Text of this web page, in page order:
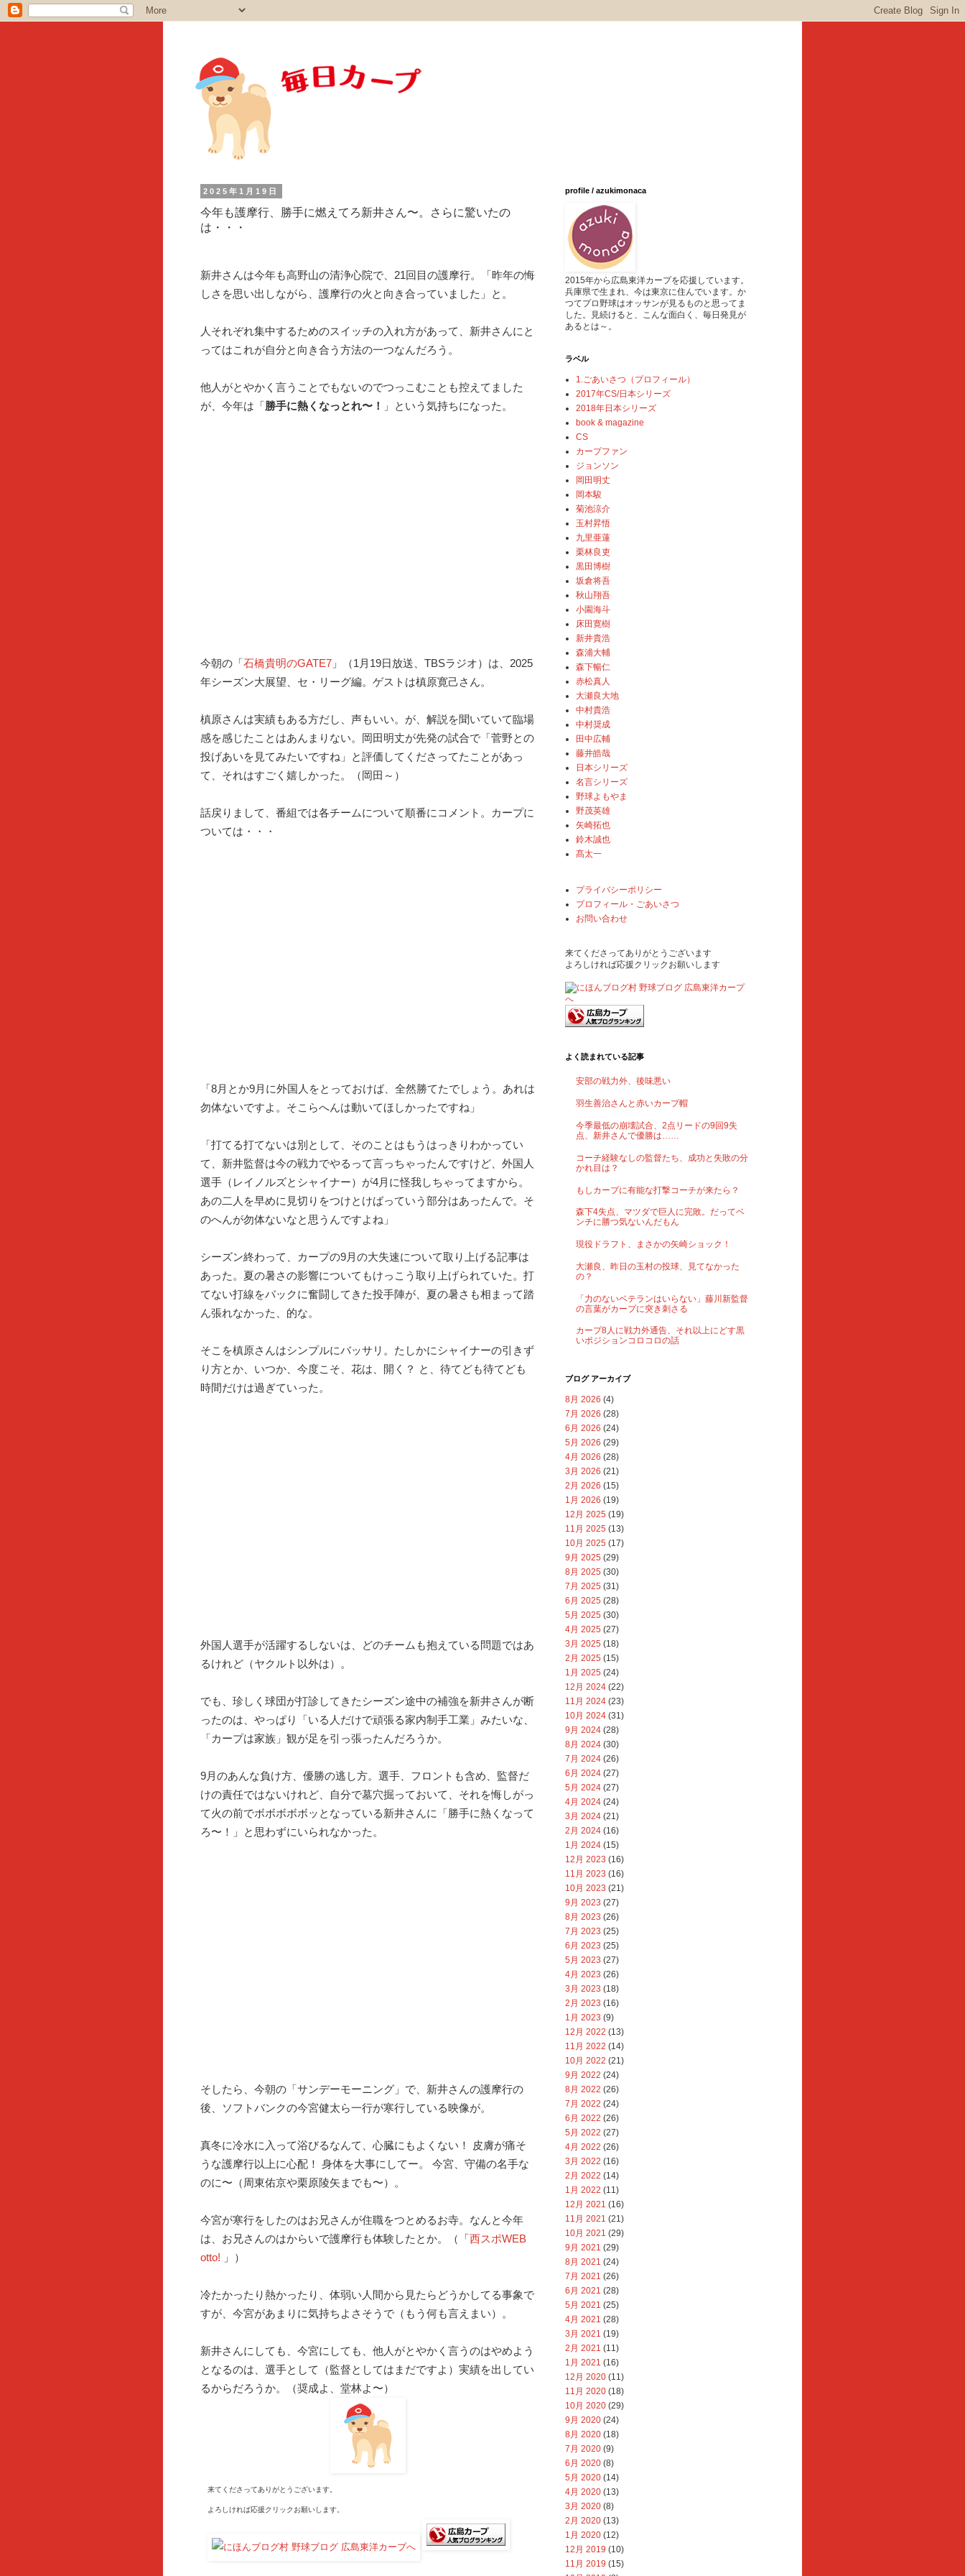
2025年1月19日
今年も護摩行、勝手に燃えてろ新井さん〜。さらに驚いたの
は・・・
新井さんは今年も高野山の清浄心院で、21回目の護摩行。「昨年の悔
しさを思い出しながら、護摩行の火と向き合っていました」と。
人それぞれ集中するためのスイッチの入れ方があって、新井さんにと
ってはこれが自分と向き合う方法の一つなんだろう。
他人がとやかく言うことでもないのでつっこむことも控えてました
が、今年は「勝手に熱くなっとれ〜！ 」という気持ちになった。
今朝の「石橋貴明のGATE7 」（1月19日放送、TBSラジオ）は、2025
年シーズン大展望、セ・リーグ編。ゲストは槙原寛己さん。
槙原さんは実績もある方だし、声もいい。が、解説を聞いていて臨場
感を感じたことはあんまりない。岡田明丈が先発の試合で「菅野との
投げあいを見てみたいですね」と評価してくださってたことがあっ
て、それはすごく嬉しかった。（岡田～）
話戻りまして、番組では各チームについて順番にコメント。カープに
ついては・・・
「8月とか9月に外国人をとっておけば、全然勝てたでしょう。あれは
勿体ないですよ。そこらへんは動いてほしかったですね」
「打てる打てないは別として、そのことはもうはっきりわかってい
て、新井監督は今の戦力でやるって言っちゃったんですけど、外国人
選手（レイノルズとシャイナー）が4月に怪我しちゃってますから。
あの二人を早めに見切りをつけとけばっていう部分はあったんで。そ
のへんが勿体ないなと思うんですよね」
シーズン終わって、カープの9月の大失速について取り上げる記事は
あった。夏の暑さの影響についてもけっこう取り上げられていた。打
てない打線をバックに奮闘してきた投手陣が、夏の暑さも相まって踏
ん張れなかった、的な。
そこを槙原さんはシンプルにバッサリ。たしかにシャイナーの引きず
り方とか、いつか、今度こそ、花は、開く？ と、待てども待てども
時間だけは過ぎていった。
外国人選手が活躍するしないは、どのチームも抱えている問題ではあ
るけれど（ヤクルト以外は）。
でも、珍しく球団が打診してきたシーズン途中の補強を新井さんが断
ったのは、やっぱり「いる人だけで頑張る家内制手工業」みたいな、
「カープは家族」観が足を引っ張ったんだろうか。
9月のあんな負け方、優勝の逃し方。選手、フロントも含め、監督だ
けの責任ではないけれど、自分で墓穴掘っておいて、それを悔しがっ
て火の前でボボボボボッとなっている新井さんに「勝手に熱くなって
ろ〜！」と思わずにいられなかった。
そしたら、今朝の「サンデーモーニング」で、新井さんの護摩行の
後、ソフトバンクの今宮健太ら一行が寒行している映像が。
真冬に冷水に入って浴びるなんて、心臓にもよくない！ 皮膚が痛そ
うな護摩行以上に心配！ 身体を大事にしてー。 今宮、守備の名手な
のに〜（周東佑京や栗原陵矢までも〜）。
今宮が寒行をしたのはお兄さんが住職をつとめるお寺。なんと今年
は、お兄さんのはからいで護摩行も体験したとか。
（「西スポWEB
otto! 」）
冷たかったり熱かったり、体弱い人間から見たらどうかしてる事象で
すが、今宮があまりに気持ちよさそうで（もう何も言えまい）。
新井さんにしても、今宮にしても、他人がとやかく言うのはやめよう
となるのは、選手として（監督としてはまだですよ）実績を出してい
るからだろうか。（奨成よ、堂林よ〜）
来てくださってありがとうございます。
よろしければ応援クリックお願いします。
profile / azukimonaca
2015年から広島東洋カープを応援しています。
兵庫県で生まれ、今は東京に住んでいます。か
つてプロ野球はオッサンが見るものと思ってま
した。見続けると、こんな面白く、毎日発見が
あるとは～。
ラベル
1.ごあいさつ（プロフィール）
2017年CS/日本シリーズ
2018年日本シリーズ
book & magazine
CS
カープファン
ジョンソン
岡田明丈
岡本駿
菊池涼介
玉村昇悟
九里亜蓮
栗林良吏
黒田博樹
坂倉将吾
秋山翔吾
小園海斗
床田寛樹
新井貴浩
森浦大輔
森下暢仁
赤松真人
大瀬良大地
中村貴浩
中村奨成
田中広輔
藤井皓哉
日本シリーズ
名言シリーズ
野球よもやま
野茂英雄
矢崎拓也
鈴木誠也
髙太一
プライバシーポリシー
プロフィール・ごあいさつ
お問い合わせ
来てくださってありがとうございます
よろしければ応援クリックお願いします
よく読まれている記事
安部の戦力外、後味悪い
羽生善治さんと赤いカープ帽
今季最低の崩壊試合、2点リードの9回9失
点、新井さんで優勝は……
コーチ経験なしの監督たち、成功と失敗の分
かれ目は？
もしカープに有能な打撃コーチが来たら？
森下4失点、マツダで巨人に完敗。だってベ
ンチに勝つ気ないんだもん
現役ドラフト、まさかの矢崎ショック！
大瀬良、昨日の玉村の投球、見てなかった
の？
「力のないベテランはいらない」藤川新監督
の言葉がカープに突き刺さる
カープ8人に戦力外通告、それ以上にどす黒
いポジションコロコロの話
ブログ アーカイブ
8月 2026 (4)
7月 2026 (28)
6月 2026 (24)
5月 2026 (29)
4月 2026 (28)
3月 2026 (21)
2月 2026 (15)
1月 2026 (19)
12月 2025 (19)
11月 2025 (13)
10月 2025 (17)
9月 2025 (29)
8月 2025 (30)
7月 2025 (31)
6月 2025 (28)
5月 2025 (30)
4月 2025 (27)
3月 2025 (18)
2月 2025 (15)
1月 2025 (24)
12月 2024 (22)
11月 2024 (23)
10月 2024 (31)
9月 2024 (28)
8月 2024 (30)
7月 2024 (26)
6月 2024 (27)
5月 2024 (27)
4月 2024 (24)
3月 2024 (21)
2月 2024 (16)
1月 2024 (15)
12月 2023 (16)
11月 2023 (16)
10月 2023 (21)
9月 2023 (27)
8月 2023 (26)
7月 2023 (25)
6月 2023 (25)
5月 2023 (27)
4月 2023 (26)
3月 2023 (18)
2月 2023 (16)
1月 2023 (9)
12月 2022 (13)
11月 2022 (14)
10月 2022 (21)
9月 2022 (24)
8月 2022 (26)
7月 2022 (24)
6月 2022 (26)
5月 2022 (27)
4月 2022 (26)
3月 2022 (16)
2月 2022 (14)
1月 2022 (11)
12月 2021 (16)
11月 2021 (21)
10月 2021 (29)
9月 2021 (29)
8月 2021 (24)
7月 2021 (26)
6月 2021 (28)
5月 2021 (25)
4月 2021 (28)
3月 2021 (19)
2月 2021 (11)
1月 2021 (16)
12月 2020 (11)
11月 2020 (18)
10月 2020 (29)
9月 2020 (24)
8月 2020 (18)
7月 2020 (9)
6月 2020 (8)
5月 2020 (14)
4月 2020 (13)
3月 2020 (8)
2月 2020 (13)
1月 2020 (12)
12月 2019 (10)
11月 2019 (15)